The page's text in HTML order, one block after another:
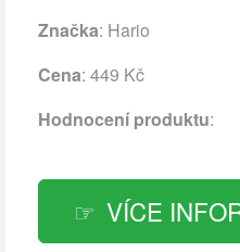
Značka: Hario
Cena: 449 Kč
Hodnocení produktu:
VÍCE